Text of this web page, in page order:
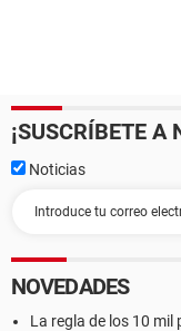
¡SUSCRÍBETE A
Noticias
NOVEDADES
La regla de los 10 mil